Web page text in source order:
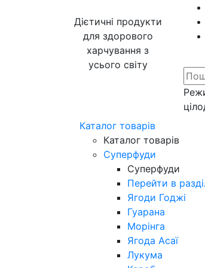
Дієтичні продукти
для здорового
харчування з
усього світу
Каталог товарів
Каталог товарів
Суперфуди
Суперфуди
Перейти в
Ягоди Годжі
Гуарана
Морінга
Ягода Асаї
Лукума